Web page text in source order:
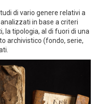
di vario genere relativi a
in base a criteri
la tipologia, al di fuori di una
archivistico (fondo, serie,